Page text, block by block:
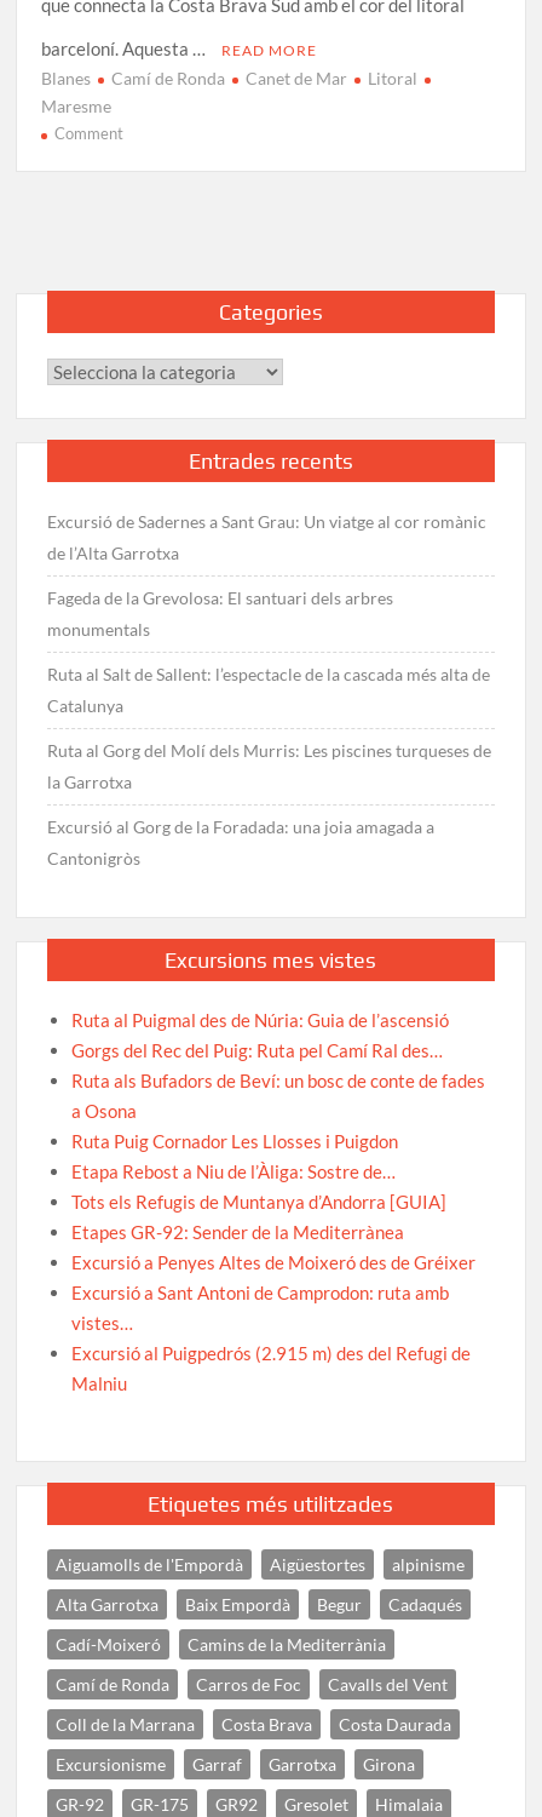
que connecta la Costa Brava Sud amb el cor del litoral
barceloní. Aquesta …
READ MORE
Blanes Camí de Ronda Canet de Mar
Litoral
Maresme
Commenton
de
pel
Categories
Categories
Entrades recents
Excursió de Sadernes a Sant Grau: Un viatge al cor romànic
de l’Alta Garrotxa
Fageda de la Grevolosa: El santuari dels arbres
monumentals
Ruta al Salt de Sallent: l’espectacle de la cascada més alta de
Catalunya
Ruta al Gorg del Molí dels Murris: Les piscines turqueses de
la Garrotxa
Excursió al Gorg de la Foradada: una joia amagada a
Cantonigròs
Excursions mes vistes
Ruta al Puigmal des de Núria: Guia de l’ascensió
Gorgs del Rec del Puig: Ruta pel Camí Ral des…
Ruta als Bufadors de Beví: un bosc de conte de fades
a Osona
Ruta Puig Cornador Les Llosses i Puigdon
Etapa Rebost a Niu de l’Àliga: Sostre de…
Tots els Refugis de Muntanya d’Andorra [GUIA]
Etapes GR-92: Sender de la Mediterrànea
Excursió a Penyes Altes de Moixeró des de Gréixer
Excursió a Sant Antoni de Camprodon: ruta amb
vistes…
Excursió al Puigpedrós (2.915 m) des del Refugi de
Malniu
Etiquetes més utilitzades
Aiguamolls de l'Empordà Aigüestortes
alpinisme
Alta Garrotxa
Baix Empordà Begur
Cadaqués
Cadí-Moixeró
Camins de la Mediterrània
Camí de Ronda
Carros de Foc
Cavalls del Vent
Coll de la Marrana
Costa Brava
Costa Daurada
Excursionisme
Garraf Garrotxa
Girona
GR-92
GR-175 GR92 Gresolet
Himalaia